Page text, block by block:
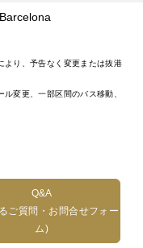
Barcelona
り、予告なく変更または抜港
変更、一部区間のバス移動、
Q&A
ご質問・お問合せフォー
ム)